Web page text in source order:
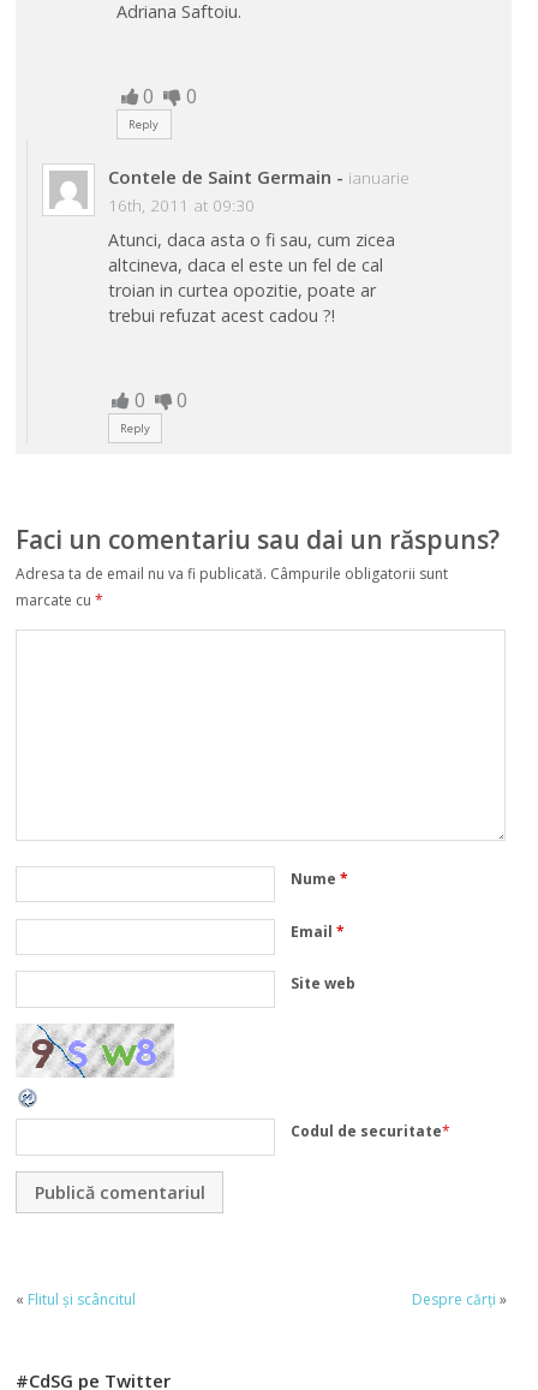
Adriana Saftoiu.
0 0
Reply
Contele de Saint Germain - ianuarie
16th, 2011 at 09:30
Atunci, daca asta o fi sau, cum zicea
altcineva, daca el este un fel de cal
troian in curtea opozitie, poate ar
trebui refuzat acest cadou ?!
0 0
Reply
Faci un comentariu sau dai un răspuns?
Adresa ta de email nu va fi publicată. Câmpurile obligatorii sunt
marcate cu*
Nume*
Email*
Site web
Codul de securitate*
« Flitul și scâncitul Despre cărți »
#CdSG pe Twitter